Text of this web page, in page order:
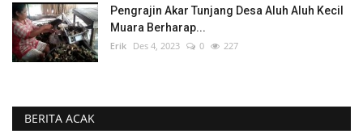
Pengrajin Akar Tunjang Desa Aluh Aluh Kecil
Muara Berharap...
Erik Des 4, 2023 0 227
BERITA ACAK